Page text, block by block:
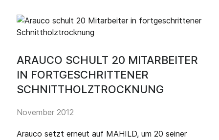
ARAUCO SCHULT 20 MITARBEITER
IN FORTGESCHRITTENER
SCHNITTHOLZTROCKNUNG
November 2012
Arauco setzt erneut auf MAHILD, um 20 seiner